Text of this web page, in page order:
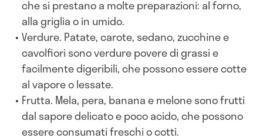
che si prestano a molte preparazioni: al forno,
alla griglia o in umido.
Verdure. Patate, carote, sedano, zucchine e
cavolfiori sono verdure povere di grassi e
facilmente digeribili, che possono essere cotte
al vapore o lessate.
Frutta. Mela, pera, banana e melone sono frutti
dal sapore delicato e poco acido, che possono
essere consumati freschi o cotti.